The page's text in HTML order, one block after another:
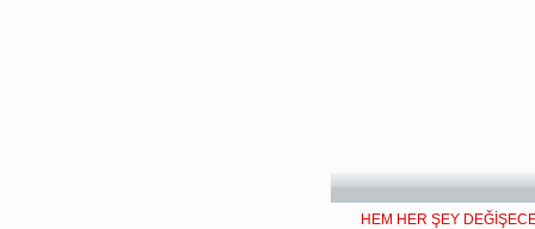
HEM HER ŞEY